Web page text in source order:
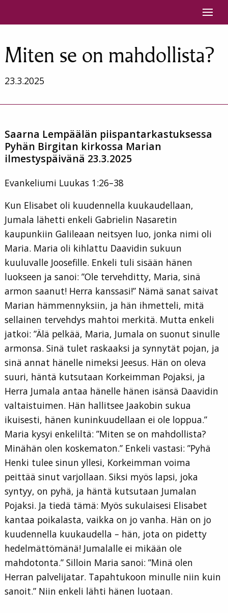
Miten se on mahdollista?
23.3.2025
Saarna Lempäälän piispantarkastuksessa
Pyhän Birgitan kirkossa Marian
ilmestyspäivänä 23.3.2025
Evankeliumi Luukas 1:26–38
Kun Elisabet oli kuudennella kuukaudellaan,
Jumala lähetti enkeli Gabrielin Nasaretin
kaupunkiin Galileaan neitsyen luo, jonka nimi oli
Maria. Maria oli kihlattu Daavidin sukuun
kuuluvalle Joosefille. Enkeli tuli sisään hänen
luokseen ja sanoi: ”Ole tervehditty, Maria, sinä
armon saanut! Herra kanssasi!” Nämä sanat saivat
Marian hämmennyksiin, ja hän ihmetteli, mitä
sellainen tervehdys mahtoi merkitä. Mutta enkeli
jatkoi: ”Älä pelkää, Maria, Jumala on suonut sinulle
armonsa. Sinä tulet raskaaksi ja synnytät pojan, ja
sinä annat hänelle nimeksi Jeesus. Hän on oleva
suuri, häntä kutsutaan Korkeimman Pojaksi, ja
Herra Jumala antaa hänelle hänen isänsä Daavidin
valtaistuimen. Hän hallitsee Jaakobin sukua
ikuisesti, hänen kuninkuudellaan ei ole loppua.”
Maria kysyi enkeliltä: ”Miten se on mahdollista?
Minähän olen koskematon.” Enkeli vastasi: ”Pyhä
Henki tulee sinun yllesi, Korkeimman voima
peittää sinut varjollaan. Siksi myös lapsi, joka
syntyy, on pyhä, ja häntä kutsutaan Jumalan
Pojaksi. Ja tiedä tämä: Myös sukulaisesi Elisabet
kantaa poikalasta, vaikka on jo vanha. Hän on jo
kuudennella kuukaudella – hän, jota on pidetty
hedelmättömänä! Jumalalle ei mikään ole
mahdotonta.” Silloin Maria sanoi: ”Minä olen
Herran palvelijatar. Tapahtukoon minulle niin kuin
sanoit.” Niin enkeli lähti hänen luotaan.